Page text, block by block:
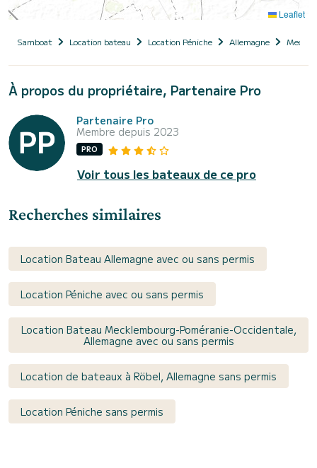
Leaflet
Samboat Location bateau Location Péniche Allemagne
À propos du propriétaire, Partenaire Pro
Partenaire Pro
Membre depuis 2023
PRO
Voir tous les bateaux de ce pro
Recherches similaires
Location Bateau Allemagne avec ou sans permis
Location Péniche avec ou sans permis
Location Bateau Mecklembourg-Poméranie-Occidentale,
Allemagne avec ou sans permis
Location de bateaux à Röbel, Allemagne sans permis
Location Péniche sans permis